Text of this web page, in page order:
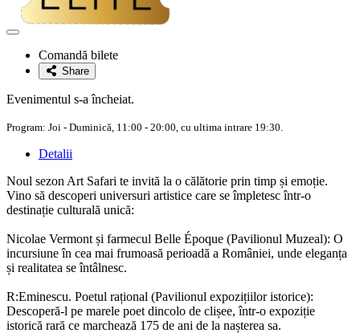
Adaugă
favoriteComandă bilete
Share
Evenimentul s-a încheiat.
Program: Joi - Duminică, 11:00 - 20:00, cu ultima intrare 19:30.
Detalii
Noul sezon Art Safari te invită la o călătorie prin timp și emoție.
Vino să descoperi universuri artistice care se împletesc într-o
destinație culturală unică:
Nicolae Vermont și farmecul Belle Époque (Pavilionul Muzeal): O
incursiune în cea mai frumoasă perioadă a României, unde eleganța
și realitatea se întâlnesc.
R:Eminescu. Poetul rațional (Pavilionul expozițiilor istorice):
Descoperă-l pe marele poet dincolo de clișee, într-o expoziție
istorică rară ce marchează 175 de ani de la nașterea sa.